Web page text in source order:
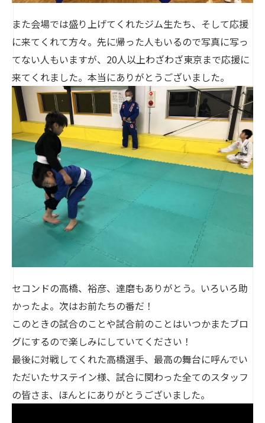
また会場では盛り上げてくれたジム生たち、そして応援
に来てくれて方々。先に帰った人もいるので写真に写っ
てない人もいますが、20人以上わざわざ東京まで応援に
来てくれました。本当にありがとうございました。
セコンドの高橋、裕彦、達磨もありがとう。いろいろ助
かったよ。次はお前たちの番だ！
このときの試合のことや試合前のことはいつかまたブロ
グにするので楽しみにしていてください！
最後に対戦してくれた高橋選手、最高の舞台に呼んでい
ただいたサステイン様、試合に関わった全てのスタッフ
の皆さま、ほんとにありがとうございました。